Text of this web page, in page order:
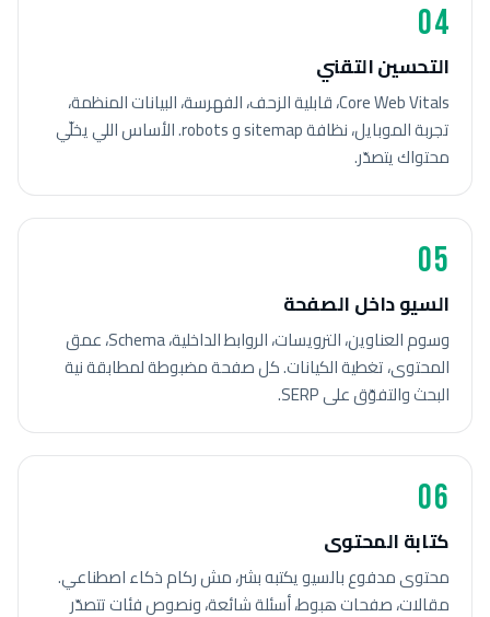
04
التحسين التقني
Core Web Vitals، قابلية الزحف، الفهرسة، البيانات المنظمة،
تجربة الموبايل، نظافة sitemap و robots. الأساس اللي يخلّي
محتواك يتصدّر.
05
السيو داخل الصفحة
وسوم العناوين، الترويسات، الروابط الداخلية، Schema، عمق
المحتوى، تغطية الكيانات. كل صفحة مضبوطة لمطابقة نية
البحث والتفوّق على SERP.
06
كتابة المحتوى
محتوى مدفوع بالسيو يكتبه بشر، مش ركام ذكاء اصطناعي.
مقالات، صفحات هبوط، أسئلة شائعة، ونصوص فئات تتصدّر